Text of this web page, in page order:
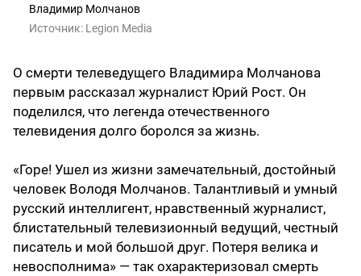
Владимир Молчанов
Источник: Legion Media
О смерти телеведущего Владимира Молчанова
первым рассказал журналист Юрий Рост. Он
поделился, что легенда отечественного
телевидения долго боролся за жизнь.
«Горе! Ушел из жизни замечательный, достойный
человек Володя Молчанов. Талантливый и умный
русский интеллигент, нравственный журналист,
блистательный телевизионный ведущий, честный
писатель и мой большой друг. Потеря велика и
невосполнима» — так охарактеризовал смерть